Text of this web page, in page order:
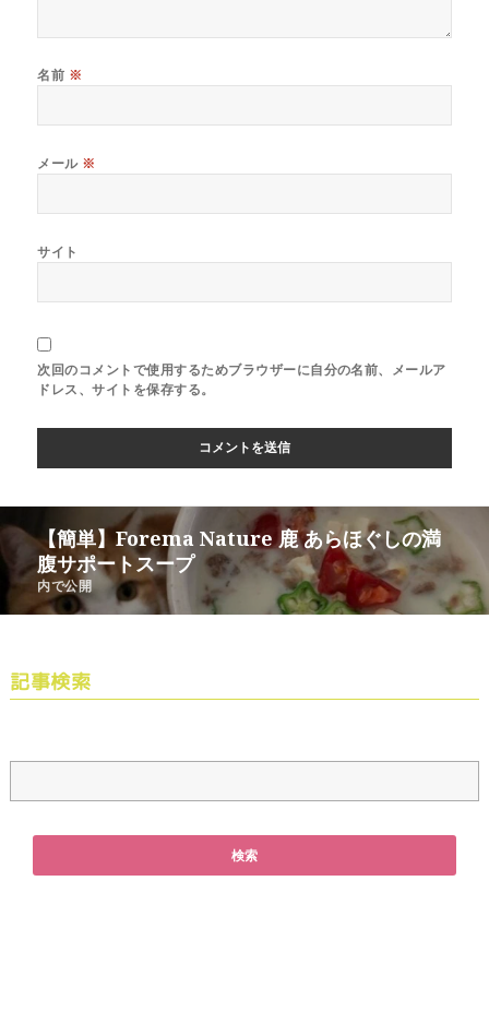
名前 ※
メール ※
サイト
次回のコメントで使用するためブラウザーに自分の名前、メールア
ドレス、サイトを保存する。
【簡単】Forema Nature 鹿 あらほぐしの満
腹サポートスープ
内で公開
記事検索